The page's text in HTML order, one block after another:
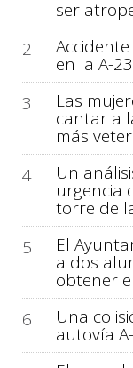
ser
2
en la A-
3
Las
cantar a
más
4
Un
urgencia
torre de
5
El
a dos
obtener
6
Una
autovía